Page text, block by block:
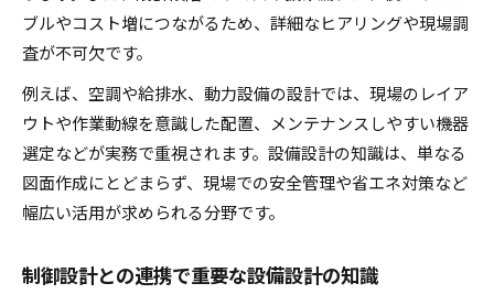
ブルやコスト増につながるため、詳細なヒアリングや現場調
査が不可欠です。
例えば、空調や給排水、動力設備の設計では、現場のレイア
ウトや作業動線を意識した配置、メンテナンスしやすい機器
選定などが実務で重視されます。設備設計の知識は、単なる
図面作成にとどまらず、現場での安全管理や省エネ対策など
幅広い活用が求められる分野です。
制御設計との連携で重要な設備設計の知識